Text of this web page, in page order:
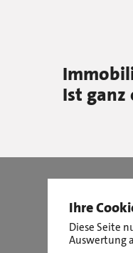
Ist ganz
Ihre
Diese Seite
Auswertung